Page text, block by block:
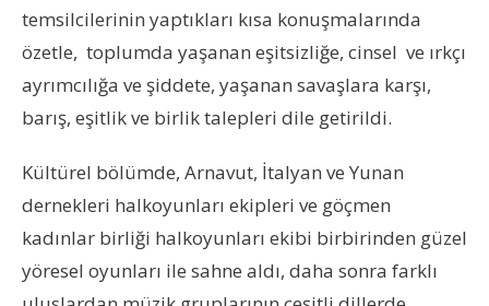
temsilcilerinin yaptıkları kısa konuşmalarında
özetle, toplumda yaşanan eşitsizliğe, cinsel ve ırkçı
ayrımcılığa ve şiddete, yaşanan savaşlara karşı,
barış, eşitlik ve birlik talepleri dile getirildi.
Kültürel bölümde, Arnavut, İtalyan ve Yunan
dernekleri halkoyunları ekipleri ve göçmen
kadınlar birliği halkoyunları ekibi birbirinden güzel
yöresel oyunları ile sahne aldı, daha sonra farklı